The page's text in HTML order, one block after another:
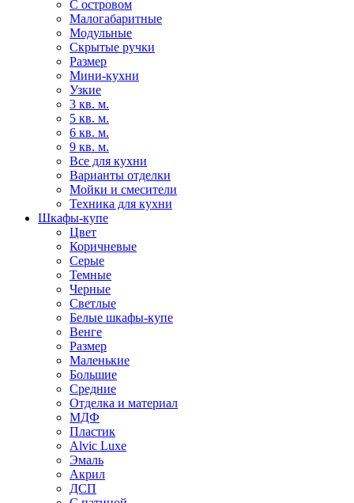
С островом
Малогабаритные
Модульные
Скрытые ручки
Размер
Мини-кухни
Узкие
3 кв. м.
5 кв. м.
6 кв. м.
9 кв. м.
Все для кухни
Варианты отделки
Мойки и смесители
Техника для кухни
Шкафы-купе
Цвет
Коричневые
Серые
Темные
Черные
Светлые
Белые шкафы-купе
Венге
Размер
Маленькие
Большие
Средние
Отделка и материал
МДФ
Пластик
Alvic Luxe
Эмаль
Акрил
ДСП